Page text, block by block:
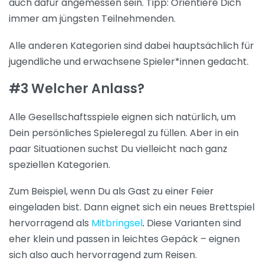
auch dafür angemessen sein. Tipp: Orientiere Dich
immer am jüngsten Teilnehmenden.
Alle anderen Kategorien sind dabei hauptsächlich für
jugendliche und erwachsene Spieler*innen gedacht.
#3 Welcher Anlass?
Alle Gesellschaftsspiele eignen sich natürlich, um
Dein persönliches Spieleregal zu füllen. Aber in ein
paar Situationen suchst Du vielleicht nach ganz
speziellen Kategorien.
Zum Beispiel, wenn Du als Gast zu einer Feier
eingeladen bist. Dann eignet sich ein neues Brettspiel
hervorragend als Mitbringsel. Diese Varianten sind
eher klein und passen in leichtes Gepäck – eignen
sich also auch hervorragend zum Reisen.